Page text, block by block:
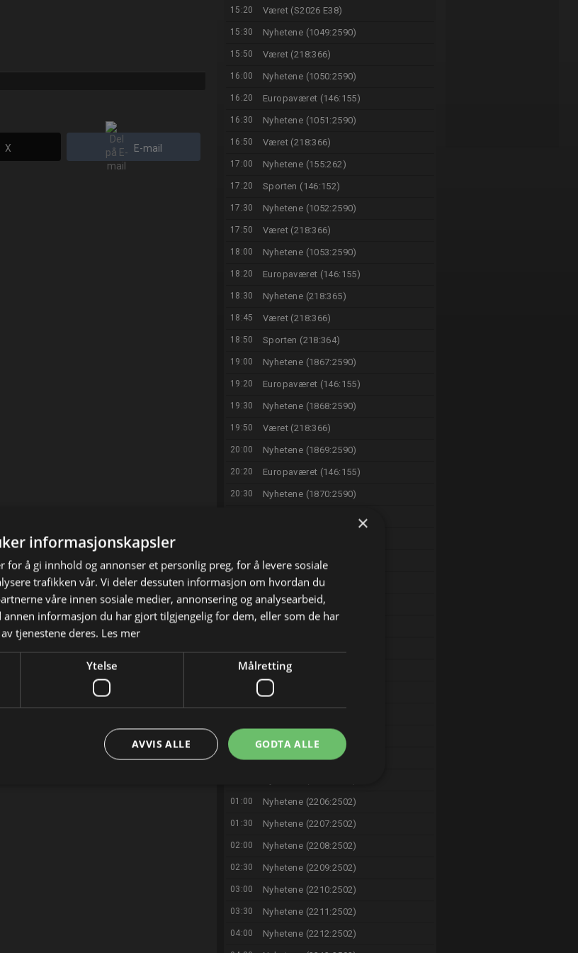
X E-mail
15:20 Været (S2026 E38)
15:30 Nyhetene (1049:2590)
15:50 Været (218:366)
16:00 Nyhetene (1050:2590)
16:20 Europaværet (146:155)
16:30 Nyhetene (1051:2590)
16:50 Været (218:366)
17:00 Nyhetene (155:262)
17:20 Sporten (146:152)
17:30 Nyhetene (1052:2590)
17:50 Været (218:366)
18:00 Nyhetene (1053:2590)
18:20 Europaværet (146:155)
18:30 Nyhetene (218:365)
18:45 Været (218:366)
18:50 Sporten (218:364)
19:00 Nyhetene (1867:2590)
19:20 Europaværet (146:155)
19:30 Nyhetene (1868:2590)
19:50 Været (218:366)
20:00 Nyhetene (1869:2590)
20:20 Europaværet (146:155)
20:30 Nyhetene (1870:2590)
21:20 Været (218:366)
21:30 Sporten (218:365)
21:40 Nyhetene (218:401)
22:20 Sporten (153:258)
Nyhetene (2201:2502)
23:30 Nyhetene (2203:2502)
00:00 Nyhetene (2204:2502)
01:00 Nyhetene (2206:2502)
01:30 Nyhetene (2207:2502)
02:00 Nyhetene (2208:2502)
02:30 Nyhetene (2209:2502)
03:00 Nyhetene (2210:2502)
03:30 Nyhetene (2211:2502)
04:00 Nyhetene (2212:2502)
×
informasjonskapsler
for å gi innhold og annonser et personlig preg, for å levere sosiale
trafikken vår. Vi deler dessuten informasjon om hvordan du
våre innen sosiale medier, annonsering og analysearbeid,
informasjon du har gjort tilgjengelig for dem, eller som de har
tjenestene deres. Les mer
Ytelse Målretting
GODTA ALLE
AVVIS ALLE